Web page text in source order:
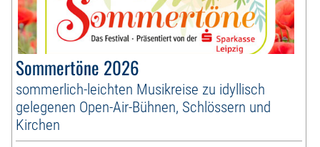
Sommertöne 2026
sommerlich-leichten Musikreise zu idyllisch
gelegenen Open-Air-Bühnen, Schlössern und
Kirchen